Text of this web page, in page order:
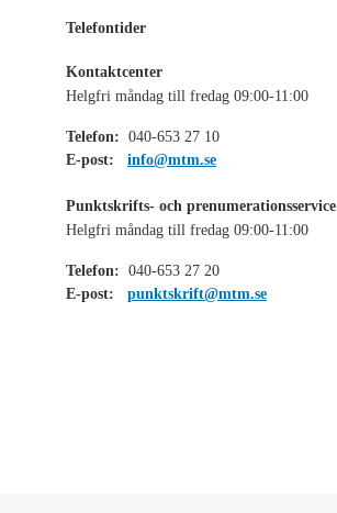
Telefontider
Kontaktcenter
Helgfri måndag till fredag 09:00-11:00
Telefon: 040-653 27 10
E-post:
info@mtm.se
Punktskrifts- och prenumerationsservice
Helgfri måndag till fredag 09:00-11:00
Telefon: 040-653 27 20
E-post:
punktskrift@mtm.se